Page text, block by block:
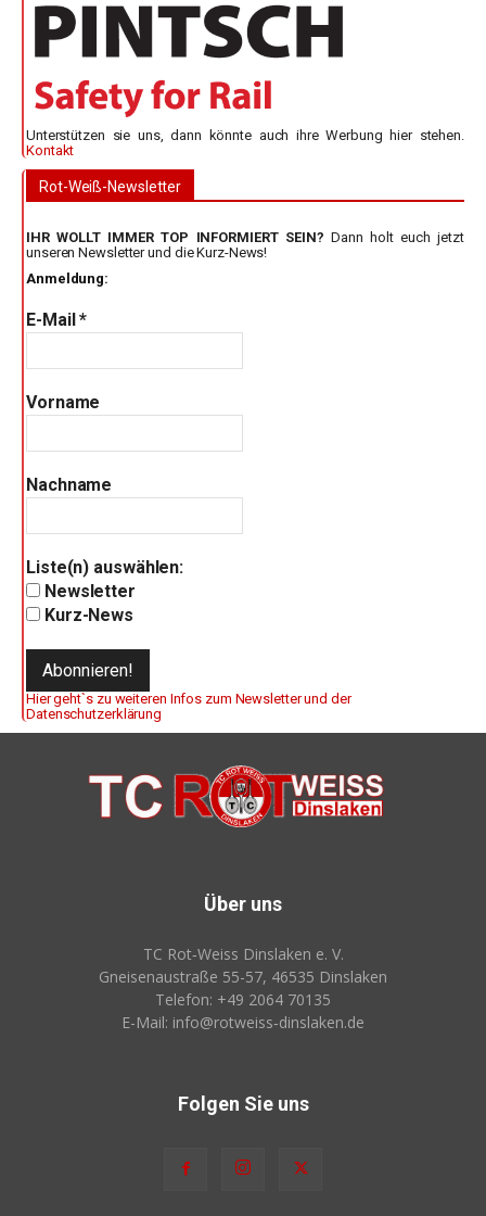
Unterstützen sie uns, dann könnte auch ihre Werbung hier stehen.
Kontakt
Rot-Weiß-Newsletter
IHR WOLLT IMMER TOP INFORMIERT SEIN? Dann holt euch jetzt
unseren Newsletter und die Kurz-News!
Anmeldung:
E-Mail*
Vorname
Nachname
Liste(n) auswählen:
Newsletter
Kurz-News
Hier geht`s zu weiteren Infos zum Newsletter und der
Datenschutzerklärung
Über uns
TC Rot‑Weiss Dinslaken e. V.
Gneisenaustraße 55-57, 46535 Dinslaken
Telefon: +49 2064 70135
E-Mail: info@rotweiss‑dinslaken.de
Folgen Sie uns